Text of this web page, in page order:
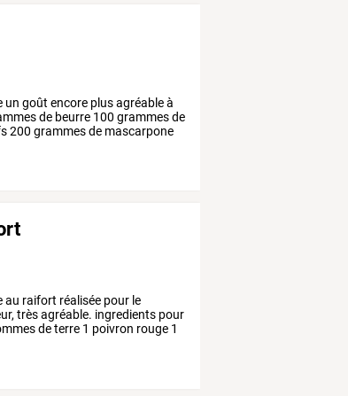
un goût encore plusagréableà
de beurre 100 grammesde
200 grammesde mascarpone
au raifort réalisée pour le
trèsagréable. ingredients pour
deterre 1 poivron rouge 1